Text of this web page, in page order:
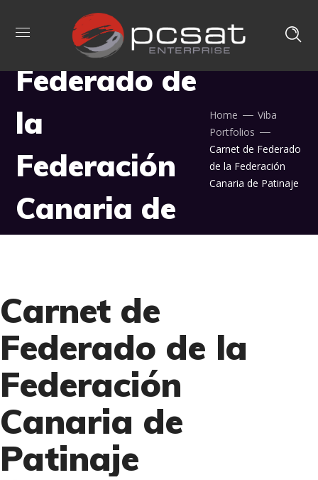
Carnet de
Federado de
la
Federación
Canaria de
Home
Viba
Portfolios
Carnet de Federado
de la Federación
Canaria de Patinaje
Carnet de
Federado de la
Federación
Canaria de
Patinaje